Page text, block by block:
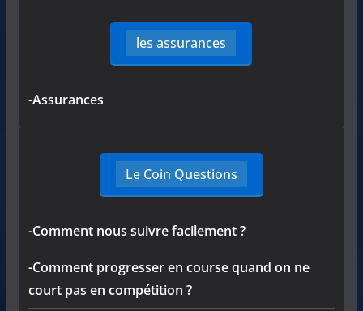
les assurances
-Assurances
Le Coin Questions
-Comment nous suivre facilement ?
-Comment progresser en course quand on ne
court pas en compétition ?